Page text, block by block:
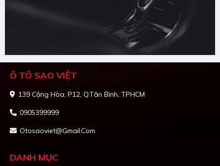
Ô TÔ SAO VIỆT
139 Cộng Hòa, P12, Q.Tân Bình, TPHCM
0905399999
Otosaoviet@gmail.com
DANH MỤC